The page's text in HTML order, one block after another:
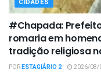
CIDADES
#Chapada:
romaria em
tradição religiosa
PORESTAGIÁRIO 2 2026/08/